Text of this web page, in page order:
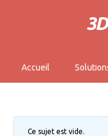
3D
Accueil
Ce sujet est vide.